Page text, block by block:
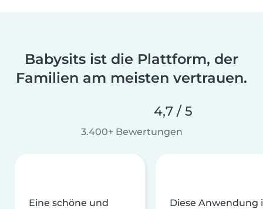
Babysits ist die Plattform, der
Familien am meisten vertrauen.
4,7 / 5
3.400+ Bewertungen
Eine schöne und
Diese Anwendung